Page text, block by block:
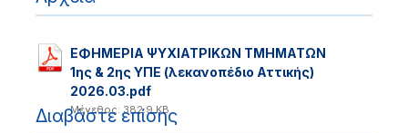
ΕΦΗΜΕΡΙΑ ΨΥΧΙΑΤΡΙΚΩΝ ΤΜΗΜΑΤΩΝ
1ης & 2ης ΥΠΕ (λεκανοπέδιο Αττικής)
2026.03.pdf
Μέγεθος: 382.9 KB
Διαβάστε επίσης